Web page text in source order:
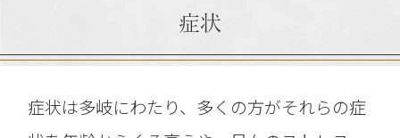
症状
症状は多岐にわたり、多くの方がそれらの症